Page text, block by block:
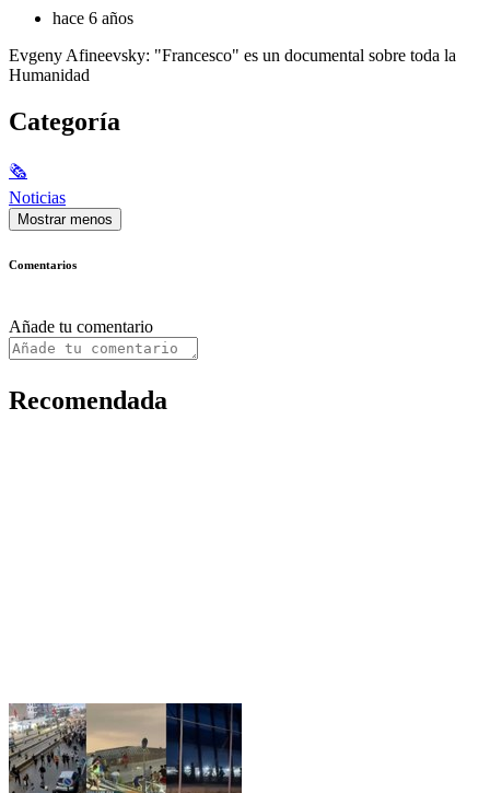
hace 6 años
Evgeny Afineevsky: "Francesco" es un documental sobre toda la
Humanidad
Categoría
🗞
Noticias
Mostrar menos
Comentarios
Añade tu comentario
Recomendada